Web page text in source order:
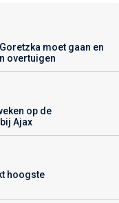
moet gaan en
overtuigen
op de
Ajax
hoogste